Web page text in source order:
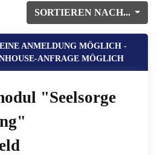
SORTIEREN NACH...
ANMELDUNG MÖGLICH -
ANFRAGE MÖGLICH
"Seelsorge